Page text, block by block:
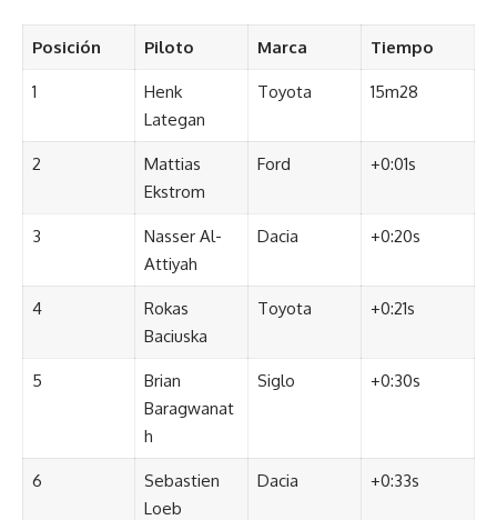
Posición Piloto Marca Tiempo
1
Henk
Lategan
Toyota 15m28
2
Mattias
Ekstrom
Ford +0:01s
3
Nasser Al-
Attiyah
Dacia +0:20s
4
Rokas
Baciuska
Toyota +0:21s
5
Brian
Baragwanat
h
Siglo +0:30s
6
Sebastien
Loeb
Dacia +0:33s